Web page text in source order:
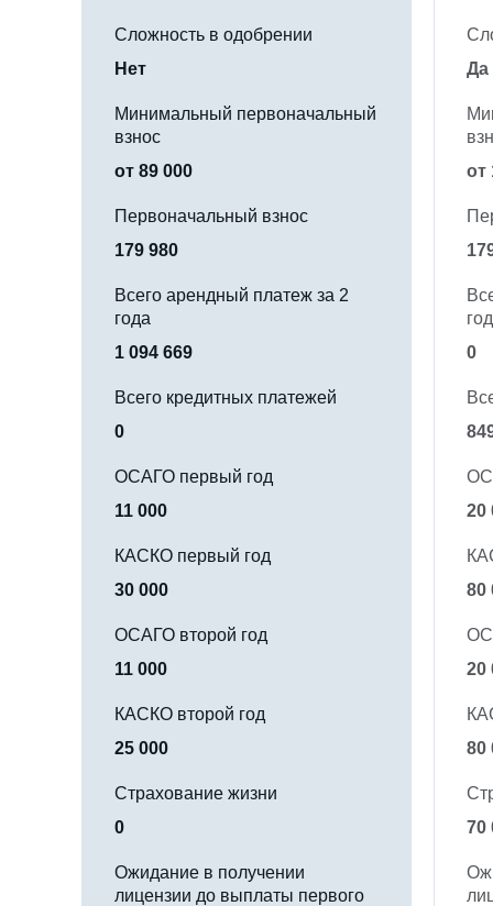
Сложность в одобрении
Нет
Минимальный первоначальный
взнос
от 89 000
Первоначальный взнос
179 980
Всего арендный платеж за 2
года
1 094 669
Всего кредитных платежей
0
ОСАГО первый год
11 000
КАСКО первый год
30 000
ОСАГО второй год
11 000
КАСКО второй год
25 000
Страхование жизни
0
Ожидание в получении
лицензии до выплаты первого
Да
от
0
20
80
20
80
70